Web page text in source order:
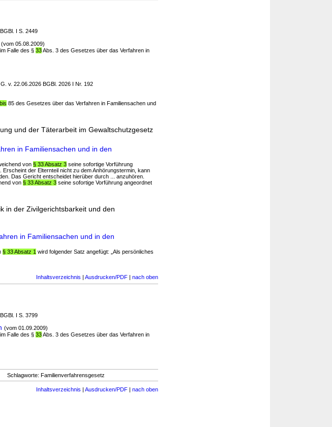
I S. 2449
(vom 05.08.2009)
Falle des § 33Abs. 3 des Gesetzes über das Verfahren in
v. 22.06.2026 BGBl. 2026 I Nr. 192
bis 85 des Gesetzes über das Verfahren in Familiensachen und
und der Täterarbeit im Gewaltschutzgesetz
in Familiensachen und in den
von § 33 Absatz 3 seine sofortige Vorführung
der Elternteil nicht zu dem Anhörungstermin, kann
Das Gericht entscheidet hierüber durch ... anzuhören.
von § 33 Absatz 3 seine sofortige Vorführung angeordnet
in der Zivilgerichtsbarkeit und den
in Familiensachen und in den
§ 33 Absatz 1 wird folgender Satz angefügt: „Als persönliches
Inhaltsverzeichnis | Ausdrucken/PDF | nach oben
I S. 3799
(vom 01.09.2009)
Falle des § 33Abs. 3 des Gesetzes über das Verfahren in
Schlagworte: Familienverfahrensgesetz
Inhaltsverzeichnis | Ausdrucken/PDF | nach oben